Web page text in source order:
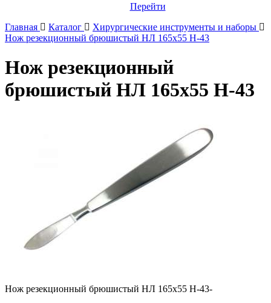
Перейти
Главная
Каталог
Хирургические инструменты и наборы
Нож резекционный брюшистый НЛ 165х55 Н-43
Нож резекционный
брюшистый НЛ 165х55 Н-43
Нож резекционный брюшистый НЛ 165х55 Н-43-